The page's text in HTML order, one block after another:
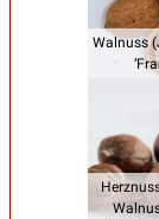
Walnuss